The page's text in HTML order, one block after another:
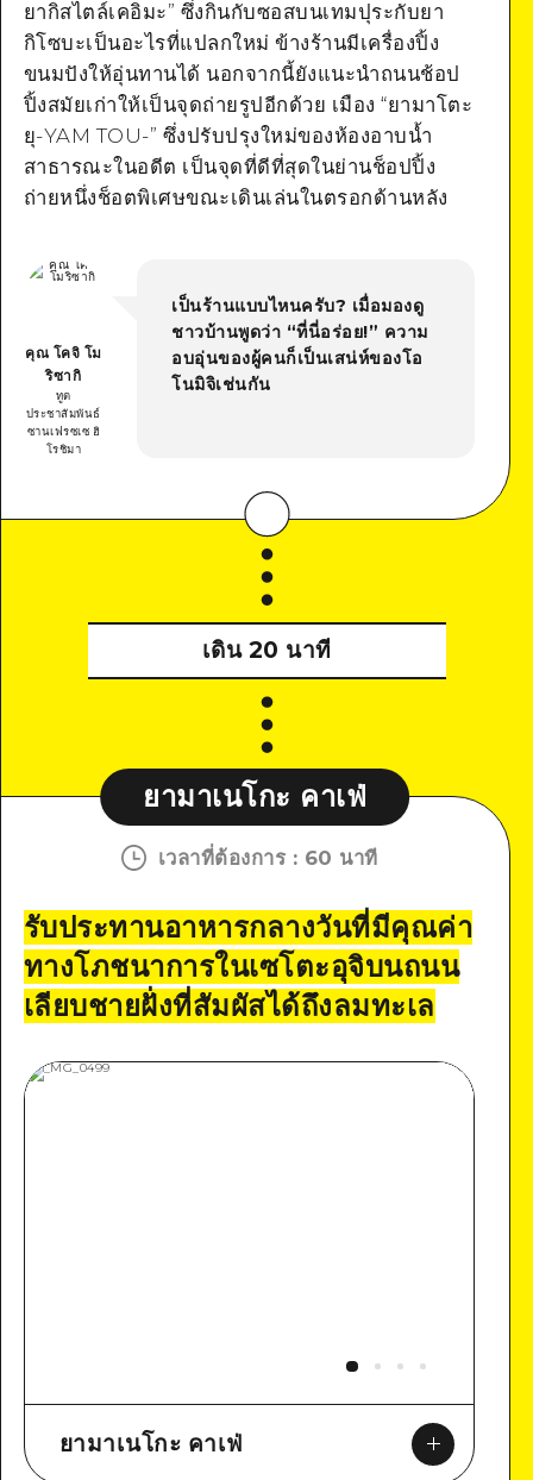
ยากิสไตล์เคอิมะ” ซึ่งกินกับซอสบนเทมปุระกับยา
กิโซบะเป็นอะไรที่แปลกใหม่ ข้างร้านมีเครื่องปิ้ง
ขนมปังให้อุ่นทานได้ นอกจากนี้ยังแนะนำถนนช้อป
ปิ้งสมัยเก่าให้เป็นจุดถ่ายรูปอีกด้วย เมือง “ยามาโตะ
ยุ-YAM TOU-” ซึ่งปรับปรุงใหม่ของห้องอาบน้ำ
สาธารณะในอดีต เป็นจุดที่ดีที่สุดในย่านช็อปปิ้ง
ถ่ายหนึ่งช็อตพิเศษขณะเดินเล่นในตรอกด้านหลัง
คุณ โคจิ โม
ริซากิ
ทูต
ประชาสัมพันธ์
ซานเฟรซเซ ฮิ
โรชิมา
เป็นร้านแบบไหนครับ? เมื่อมองดู
ชาวบ้านพูดว่า “ที่นี่อร่อย!” ความ
อบอุ่นของผู้คนก็เป็นเสน่ห์ของโอ
โนมิจิเช่นกัน
เดิน 20 นาที
ยามาเนโกะ คาเฟ่
เวลาที่ต้องการ : 60 นาที
รับประทานอาหารกลางวันที่มีคุณค่า
ทางโภชนาการในเซโตะอุจิบนถนน
เลียบชายฝั่งที่สัมผัสได้ถึงลมทะเล
ยามาเนโกะ คาเฟ่